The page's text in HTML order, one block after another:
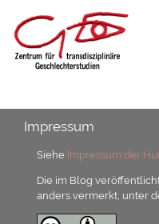
Impressum
Siehe Impressum der
Die im Blog
anders vermerkt, unter